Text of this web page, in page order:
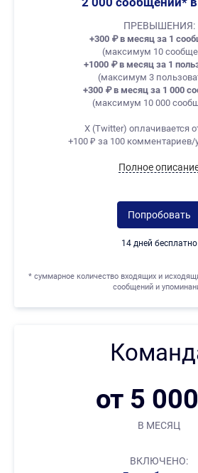
ПРЕВЫШЕНИЯ:
+300 ₽в месяц за 1
(максимум 10
+1000 ₽в месяц за 1
(максимум 3
+300 ₽в месяц за 1 000
(максимум 10 000
X (Twitter) оплачивается
+100 ₽ за 100
Полное
Попробовать
14 дней бесплатно
* суммарное количество входящих и
сообщений и
от 5
В МЕСЯЦ
ВКЛЮЧЕНО: